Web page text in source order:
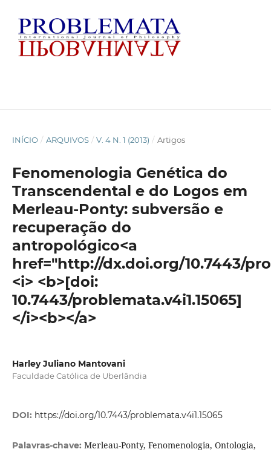
INÍCIO / ARQUIVOS / V. 4 N. 1 (2013) / Artigos
Fenomenologia Genética do
Transcendental e do Logos em
Merleau-Ponty: subversão e
recuperação do
antropológico<a
href="http://dx.doi.org/10.7443/
<i> <b>[doi:
10.7443/problemata.v4i1.15065]
</i><b></a>
Harley Juliano Mantovani
Faculdade Católica de Uberlândia
DOI: https://doi.org/10.7443/problemata.v4i1.15065
Palavras-chave: Merleau-Ponty, Fenomenologia, Ontologia,